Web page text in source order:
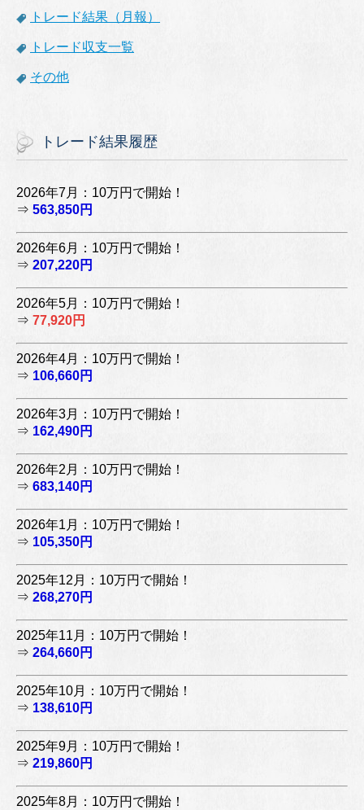
トレード結果（月報）
トレード収支一覧
その他
トレード結果履歴
2026年7月：10万円で開始！
⇒ 563,850円
2026年6月：10万円で開始！
⇒ 207,220円
2026年5月：10万円で開始！
⇒ 77,920円
2026年4月：10万円で開始！
⇒ 106,660円
2026年3月：10万円で開始！
⇒ 162,490円
2026年2月：10万円で開始！
⇒ 683,140円
2026年1月：10万円で開始！
⇒ 105,350円
2025年12月：10万円で開始！
⇒ 268,270円
2025年11月：10万円で開始！
⇒ 264,660円
2025年10月：10万円で開始！
⇒ 138,610円
2025年9月：10万円で開始！
⇒ 219,860円
2025年8月：10万円で開始！